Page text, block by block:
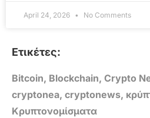
April 24, 2026 No Comments
Ετικέτες:
Bitcoin, Blockchain, Crypto
cryptonea, cryptonews,
Κρυπτονομίσματα